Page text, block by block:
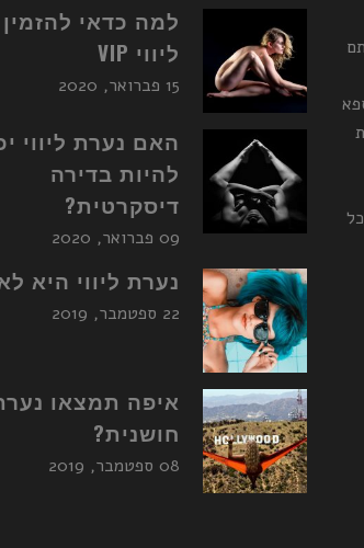
למה כדאי
ליווי VIP
15 פברואר, 2020
האם נערת ליווי
להיות בדירה
דיסקרטית?
09 פברואר, 2020
נערת ליווי היא
22 ספטמבר, 2019
איפה תמצאו נערת
חושנית?
08 ספטמבר, 2019